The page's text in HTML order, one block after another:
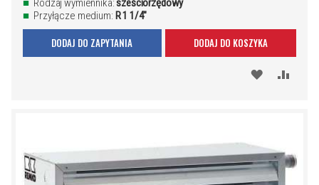
Rodzaj wymiennika:sześciorzędowy
Przyłącze medium: R 1 1/4"
DODAJ DO KOSZYKA
DODAJ DO ZAPYTANIA
DODAJ